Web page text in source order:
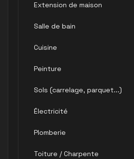
Extension de maison
Salle de bain
Cuisine
Peinture
Sols (carrelage, parquet...)
Électricité
Plomberie
Toiture / Charpente